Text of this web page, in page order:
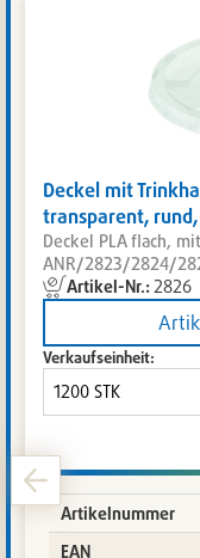
Deckel mit
transparent,
Deckel PLA flach,
ANR/2823/2824/
Artikel
lieferbar
bis
Ende
September
Zuletzt
aktualisiert
am:
06.08.2026-
Artikel-Nr.: 2826
Verkaufseinheit:
Artikelnummer
EAN